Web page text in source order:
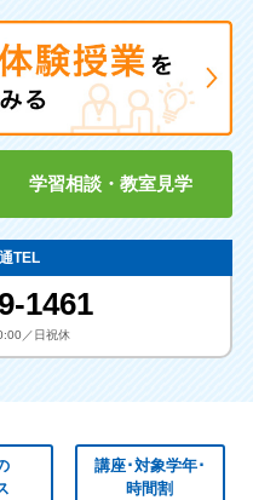
学習相談・教室見学
TEL
1461
／日祝休
講座･対象学年･
時間割